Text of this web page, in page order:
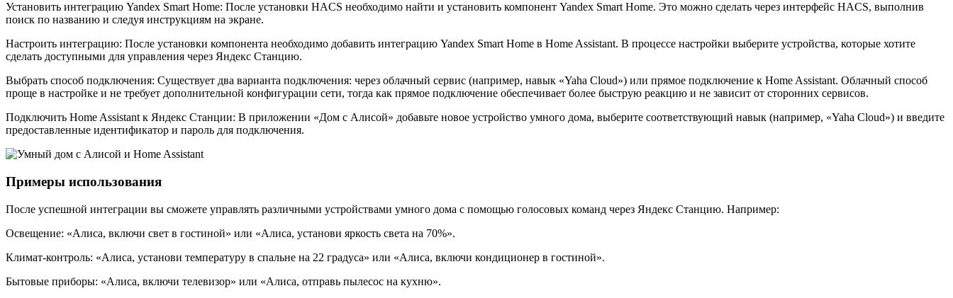
Установить интеграцию Yandex Smart Home: После установки HACS необходимо найти и установить компонент Yandex Smart Home. Это можно сделать через интерфейс HACS, выполнив
поиск по названию и следуя инструкциям на экране.
Настроить интеграцию: После установки компонента необходимо добавить интеграцию Yandex Smart Home в Home Assistant. В процессе настройки выберите устройства, которые хотите
сделать доступными для управления через Яндекс Станцию.
Выбрать способ подключения: Существует два варианта подключения: через облачный сервис (например, навык «Yaha Cloud») или прямое подключение к Home Assistant. Облачный способ
проще в настройке и не требует дополнительной конфигурации сети, тогда как прямое подключение обеспечивает более быструю реакцию и не зависит от сторонних сервисов.
Подключить Home Assistant к Яндекс Станции: В приложении «Дом с Алисой» добавьте новое устройство умного дома, выберите соответствующий навык (например, «Yaha Cloud») и введите
предоставленные идентификатор и пароль для подключения.
Примеры использования
После успешной интеграции вы сможете управлять различными устройствами умного дома с помощью голосовых команд через Яндекс Станцию. Например:
Освещение: «Алиса, включи свет в гостиной» или «Алиса, установи яркость света на 70%».
Климат-контроль: «Алиса, установи температуру в спальне на 22 градуса» или «Алиса, включи кондиционер в гостиной».
Бытовые приборы: «Алиса, включи телевизор» или «Алиса, отправь пылесос на кухню».